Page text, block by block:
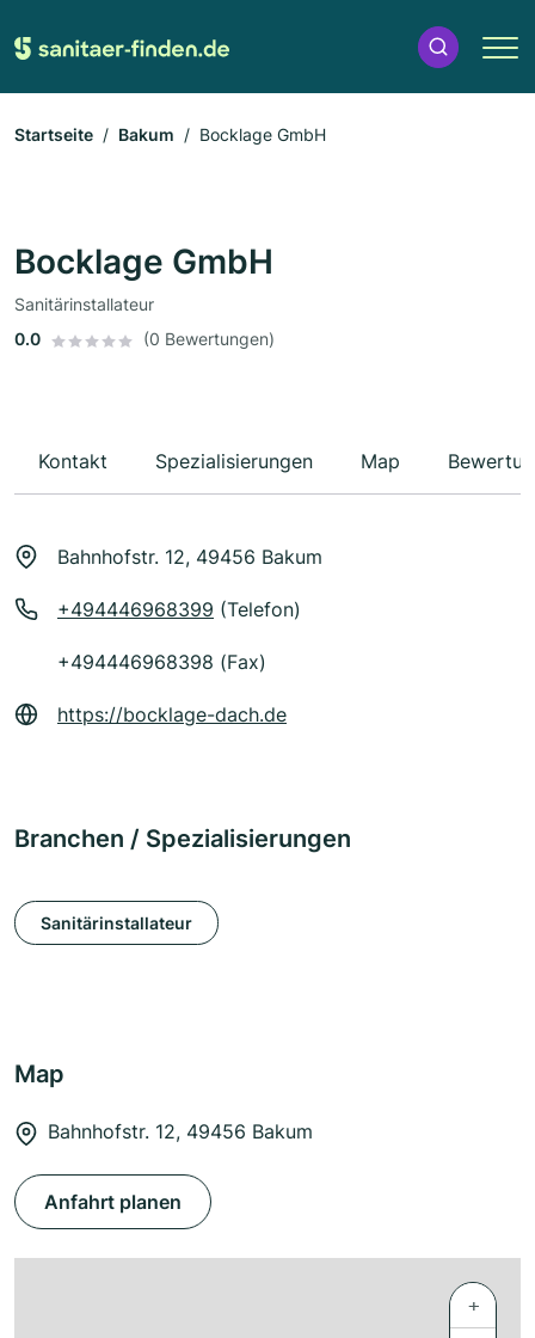
Startseite Bakum Bocklage GmbH
Bocklage GmbH
Sanitärinstallateur
0.0
(0 Bewertungen)
Kontakt Spezialisierungen Map
Bahnhofstr. 12, 49456 Bakum
+494446968399 (Telefon)
+494446968398 (Fax)
https://bocklage-dach.de
Branchen / Spezialisierungen
Sanitärinstallateur
Map
Bahnhofstr. 12, 49456 Bakum
Anfahrt planen
+